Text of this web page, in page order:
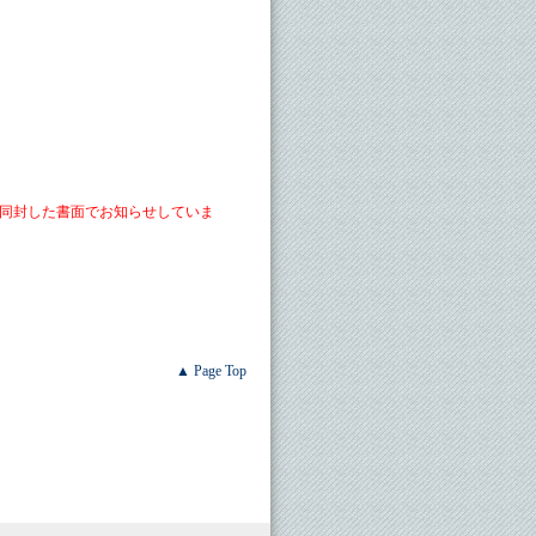
封した書面でお知らせしていま
▲ Page Top